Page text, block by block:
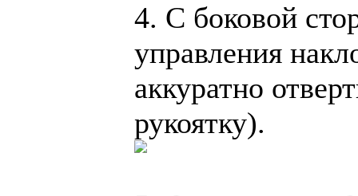
4. С боковой
управления
аккуратно
рукоятку).